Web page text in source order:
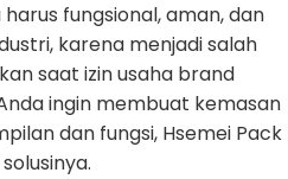
fungsional, aman, dan
karena menjadi salah
saat izin usaha brand
ingin membuat kemasan
dan fungsi, Hsemei Pack